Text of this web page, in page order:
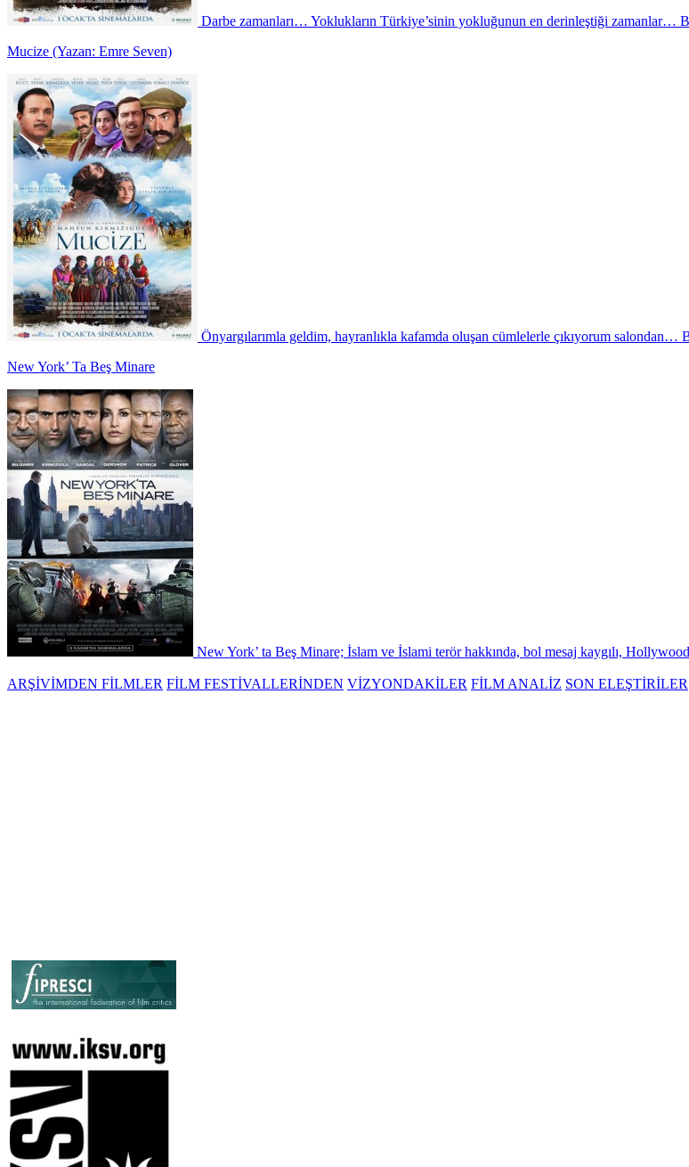
Darbe zamanları… Yoklukların Türkiye’sinin yokluğunun en derinleştiği zamanlar…
Mucize (Yazan: Emre Seven)
Önyargılarımla geldim, hayranlıkla kafamda oluşan cümlelerle çıkıyorum salondan…
New York’ Ta Beş Minare
New York’ ta Beş Minare; İslam ve İslami terör hakkında, bol mesaj kaygılı,
ARŞİVİMDEN FİLMLER FİLM FESTİVALLERİNDEN VİZYONDAKİLER FİLM ANALİZ SON ELEŞTİRİLER